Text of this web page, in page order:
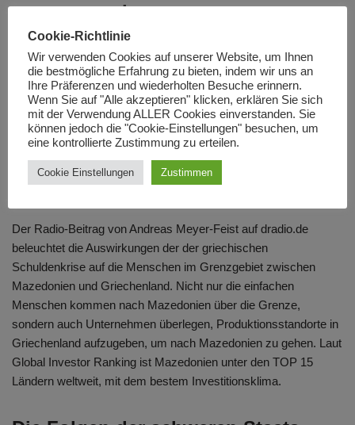
euronews, cinema
vonpelagon November 15, 2011
Filmprojekt sorgt für Streit zwischen Mazedonien und Bulgarien
| euronews, cinema.
Ein Besuch im griechisch-
mazedonischen Grenzgebiet
Der Radio-Beitrag von Andreas Meyer-Feist auf dradio.de
beleuchtet die Auswirkungen der der griechischen
Schuldenkrise auf die Menschen im Grenzgebiet zwischen
Mazedonien und Griechenland. Nicht nur die einfachen
Menschen kommen nach Mazedonien über die Grenze,
sondern auch Unternehmen überlegen, Produktionsstandorte in
Griechenland aufzugeben, um nach Mazedonien zu gehen. Laut
Global Investor Ranking ist Mazedonien unter den TOP 15
Ländern weltweit, mit dem bestem Investitionsklima.
Cookie-Richtlinie
Wir verwenden Cookies auf unserer Website, um Ihnen
die bestmögliche Erfahrung zu bieten, indem wir uns an
Ihre Präferenzen und wiederholten Besuche erinnern.
Wenn Sie auf "Alle akzeptieren" klicken, erklären Sie sich
mit der Verwendung ALLER Cookies einverstanden. Sie
können jedoch die "Cookie-Einstellungen" besuchen, um
eine kontrollierte Zustimmung zu erteilen.
Cookie Einstellungen Zustimmen